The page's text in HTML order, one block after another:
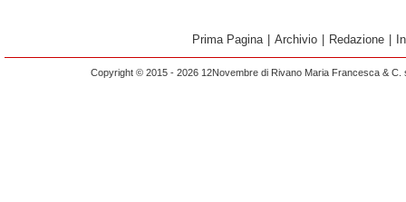
Prima Pagina Archivio Redazione
Copyright © 2015 - 2026 12Novembre di Rivano Maria Francesca &